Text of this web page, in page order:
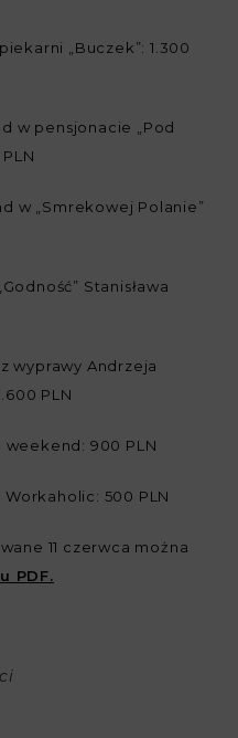
„Buczek”: 1.300
w pensjonacie „Pod
w „Smrekowej Polanie”
Stanisława
wyprawy Andrzeja
PLN
weekend: 900 PLN
Workaholic: 500 PLN
11 czerwca można
PDF.